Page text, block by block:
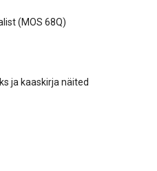
(MOS 68Q)
ja kaaskirja näited